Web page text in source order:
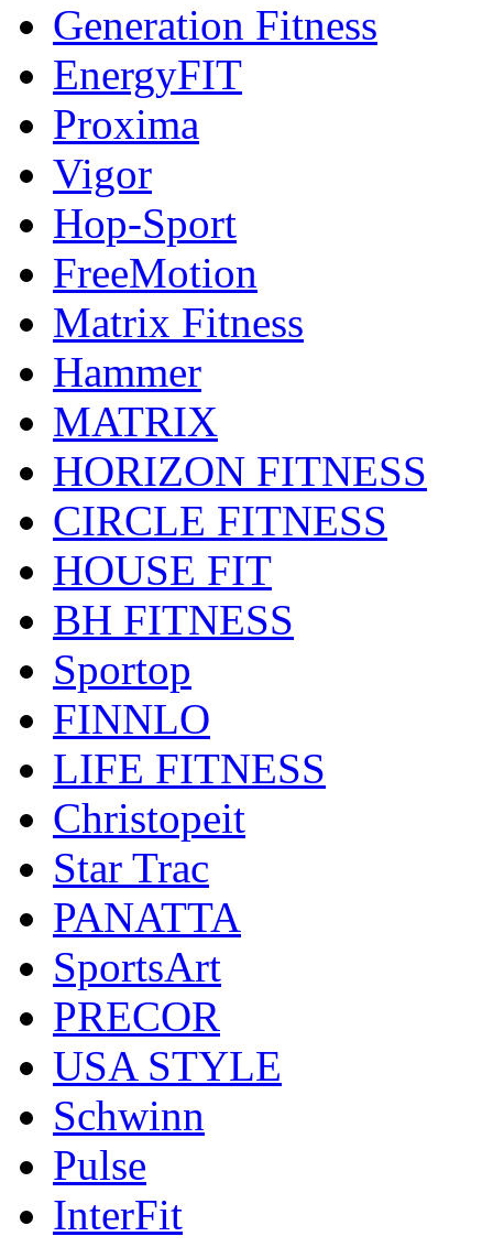
Generation Fitness
EnergyFIT
Proxima
Vigor
Hop-Sport
FreeMotion
Matrix Fitness
Hammer
MATRIX
HORIZON FITNESS
CIRCLE FITNESS
HOUSE FIT
BH FITNESS
Sportop
FINNLO
LIFE FITNESS
Christopeit
Star Trac
PANATTA
SportsArt
PRECOR
USA STYLE
Schwinn
Pulse
InterFit